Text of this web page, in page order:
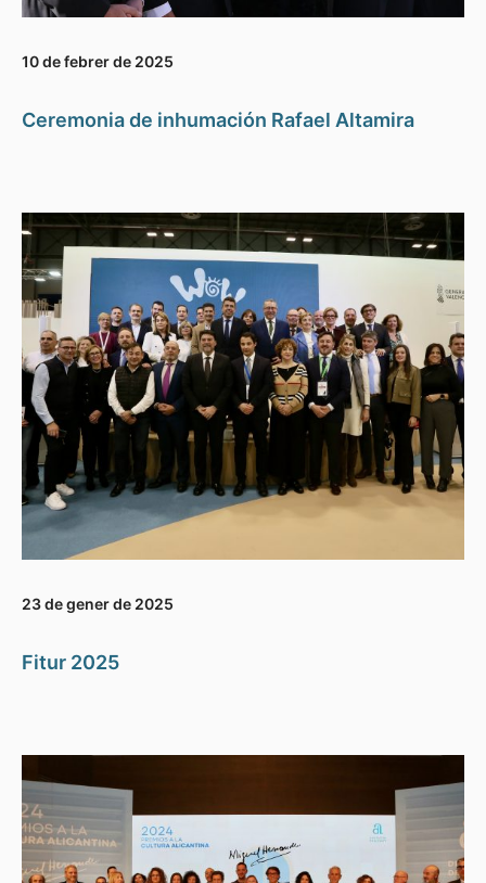
10 de febrer de 2025
Ceremonia de inhumación Rafael Altamira
23 de gener de 2025
Fitur 2025